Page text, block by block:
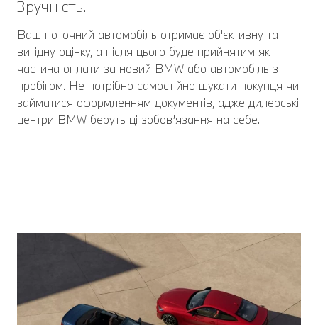
Зручність.
Ваш поточний автомобіль отримає об'єктивну та
вигідну оцінку, а після цього буде прийнятим як
частина оплати за новий BMW або автомобіль з
пробігом. Не потрібно самостійно шукати покупця чи
займатися оформленням документів, адже дилерські
центри BMW беруть ці зобов’язання на себе.